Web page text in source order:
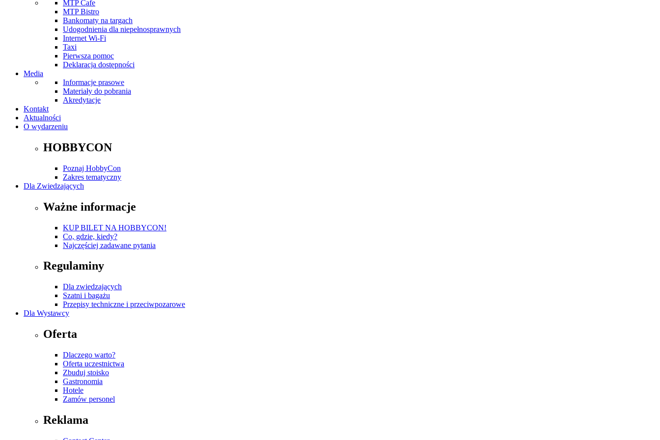
MTP Cafe
MTP Bistro
Bankomaty na targach
Udogodnienia dla niepełnosprawnych
Internet Wi-Fi
Taxi
Pierwsza pomoc
Deklaracja dostępności
Media
Informacje prasowe
Materiały do pobrania
Akredytacje
Kontakt
Aktualności
O wydarzeniu
HOBBYCON
Poznaj HobbyCon
Zakres tematyczny
Dla Zwiedzających
Ważne informacje
KUP BILET NA HOBBYCON!
Co, gdzie, kiedy?
Najczęściej zadawane pytania
Regulaminy
Dla zwiedzających
Szatni i bagażu
Przepisy techniczne i przeciwpozarowe
Dla Wystawcy
Oferta
Dlaczego warto?
Oferta uczestnictwa
Zbuduj stoisko
Gastronomia
Hotele
Zamów personel
Reklama